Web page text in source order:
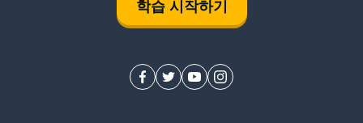
학습 시작하기